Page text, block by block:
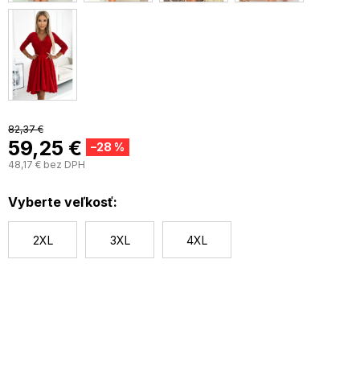
82,37 €
–28 %
59,25 €
48,17 € bez DPH
Vyberte veľkosť:
2XL 3XL 4XL